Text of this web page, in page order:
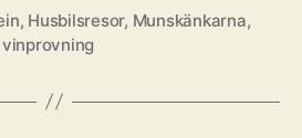
, Husbilsresor, Munskänkarna,
vinprovning